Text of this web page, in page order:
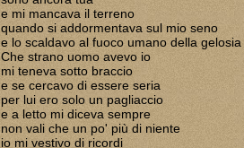
e mi mancava il terreno
quando si addormentava sul mio seno
e lo scaldavo al fuoco umano della gelosia
Che strano uomo avevo io
mi teneva sotto braccio
e se cercavo di essere seria
per lui ero solo un pagliaccio
e a letto mi diceva sempre
non vali che un po' più di niente
io mi vestivo di ricordi